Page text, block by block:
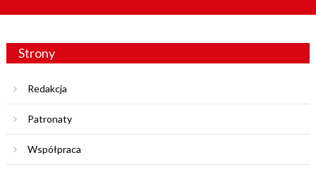
Strony
Redakcja
Patronaty
Współpraca